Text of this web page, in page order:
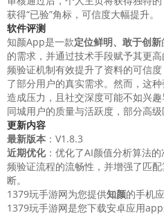
获得“已验”角标，可信度大幅提升。
软件评测
知颜App是一款定位鲜明、敢于创新
的需求，并通过技术手段赋予其更
频验证机制有效提升了资料的可信
了部分用户的真实需求。然而，这
造成压力，且社交深度可能不如兴
同城用户的质量与活跃度，部分高级
更新内容
最新版本 ：V1.8.3
近期优化：优化了AI颜值分析算法
频验证流程的流畅性，并增强了匹
断。
1379玩手游网为您提供知颜的手机
1379玩手游网是您下载安卓应用app